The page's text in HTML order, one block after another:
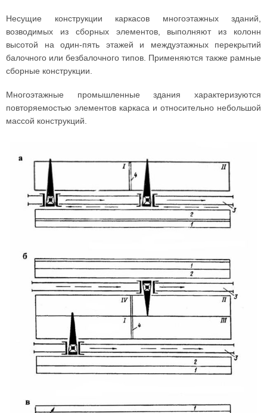
Несущие конструкции каркасов многоэтажных зданий,
возводимых из сборных элементов, выполняют из колонн
высотой на один-пять этажей и междуэтажных перекрытий
балочного или безбалочного типов. Применяются также рамные
сборные конструкции.
Многоэтажные промышленные здания характеризуются
повторяемостью элементов каркаса и относительно небольшой
массой конструкций.